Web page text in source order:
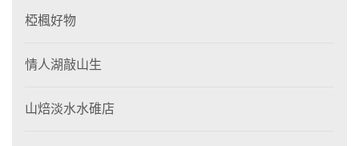
椏楓好物
情人湖敲山生
山焙淡水水碓店